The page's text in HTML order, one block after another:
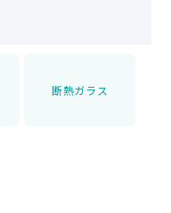
断熱ガラス